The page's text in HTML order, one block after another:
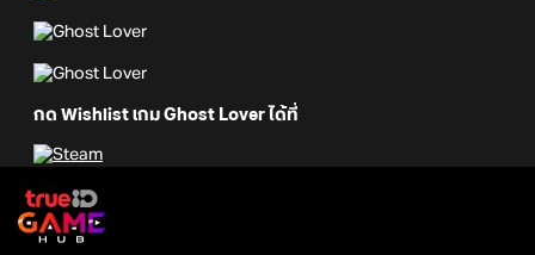
กด Wishlist เกม Ghost Lover ได้ที่